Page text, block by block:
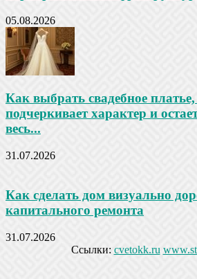
05.08.2026
Как выбрать свадебное
подчеркивает характер и
весь...
31.07.2026
Как сделать дом визуально
капитального ремонта
31.07.2026
Ссылки: cvetokk.ru